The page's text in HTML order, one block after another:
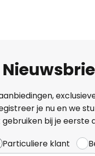
je nu en we
gebruiken bij je eerste
Particuliere klant